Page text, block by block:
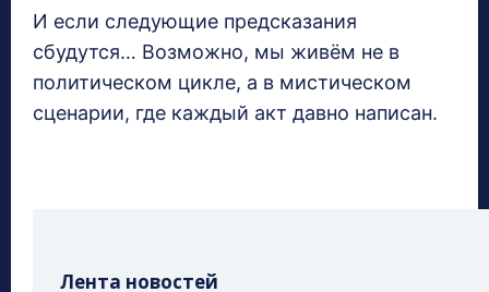
И если следующие предсказания
сбудутся… Возможно, мы живём не в
политическом цикле, а в мистическом
сценарии, где каждый акт давно написан.
Лента новостей